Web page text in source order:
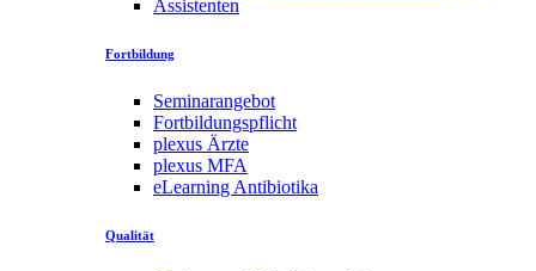
Assistenten
Fortbildung
Seminarangebot
Fortbildungspflicht
plexus Ärzte
plexus MFA
eLearning Antibiotika
Qualität